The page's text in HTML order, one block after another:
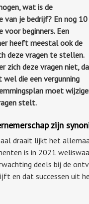
wat is de
van je bedrijf? En nog 10
beginners. Een
heeft meestal ook de
deze vragen te stellen.
zich deze vragen niet,
die een vergunning
moet
stelt.
zijn
draait lijkt het
is in 2021
deels bij de
en dat successen uit